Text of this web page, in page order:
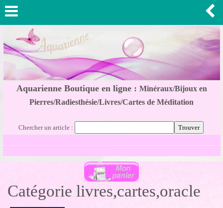
Aquarienne Boutique en ligne : Minéraux/Bijoux en
Pierres/Radiesthésie/Livres/Cartes de Méditation
Chercher un article :
Catégorie livres,cartes,oracle